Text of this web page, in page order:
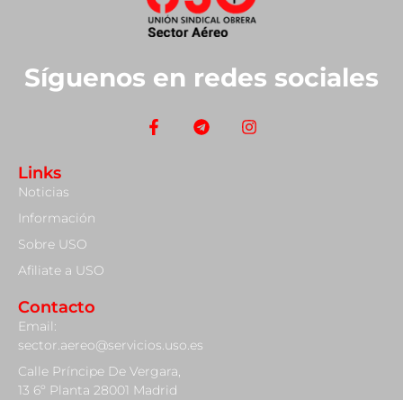
Síguenos en redes sociales
Links
Noticias
Información
Sobre USO
Afiliate a USO
Contacto
Email:
sector.aereo@servicios.uso.es
Calle Príncipe De Vergara,
13 6º Planta 28001 Madrid